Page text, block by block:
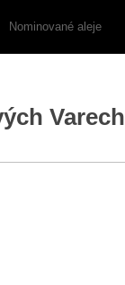
Nominované aleje
Varech